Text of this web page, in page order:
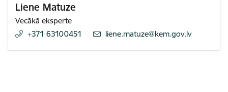
Liene Matuze
Vecākā eksperte
+371 63100451
E-pasts:
liene.matuze@kem.gov.lv